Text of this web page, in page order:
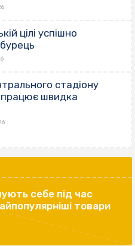
цілі успішно
стадіону
працює швидка
себе під час
товари